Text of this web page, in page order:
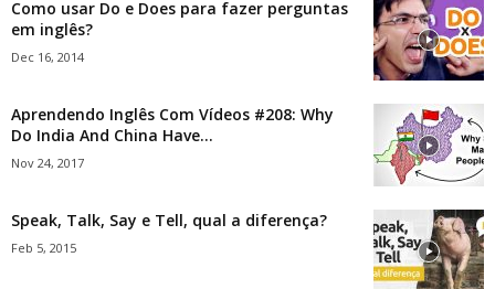
Como usar Do e Does para fazer perguntas
em inglês?
Dec 16, 2014
Aprendendo Inglês Com Vídeos #208: Why
Do India And China Have...
Nov 24, 2017
Speak, Talk, Say e Tell, qual a diferença?
Feb 5, 2015